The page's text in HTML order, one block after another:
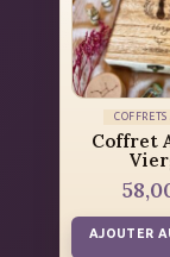
COFFRETS
Coffret
AJOUTER